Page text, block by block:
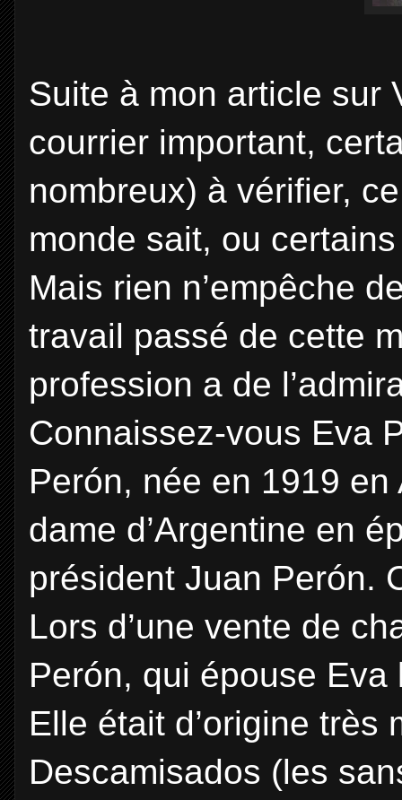
Suite à mon article sur
courrier important,
nombreux) à vérifier,
monde sait, ou
Mais rien n’empêche
travail passé de cette
profession a de
Connaissez-vous Eva
Perón, née en 1919
dame d’Argentine en
président Juan Perón.
Lors d’une vente de
Perón, qui épouse Eva
Elle était d’origine
Descamisados (les